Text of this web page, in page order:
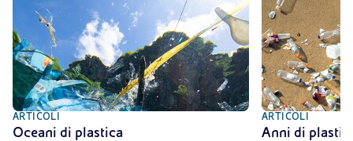
ARTICOLI
Oceani di plastica
ARTICOLI
Anni di